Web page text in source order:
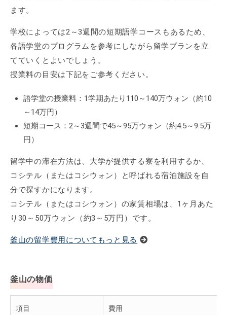
ます。
学校によっては2～3週間の短期語学コースもあるため、
各語学堂のプログラムを参考にしながら留学プランを立
てていくとよいでしょう。
授業料の目安は下記をご参考ください。
語学堂の授業料：1学期あたり110～140万ウォン（約10
～14万円）
短期コース：2～3週間で45～95万ウォン（約4.5～9.5万
円）
留学中の滞在方法は、大学が提供する寮を利用するか、
コシテル（またはコシウォン）と呼ばれる宿泊施設を自
分で探すかになります。
コシテル（またはコシウォン）の家賃相場は、1ヶ月あた
り30～50万ウォン（約3～5万円）です。
釜山の留学費用についてもっと見る
釜山の物価
項目 費用